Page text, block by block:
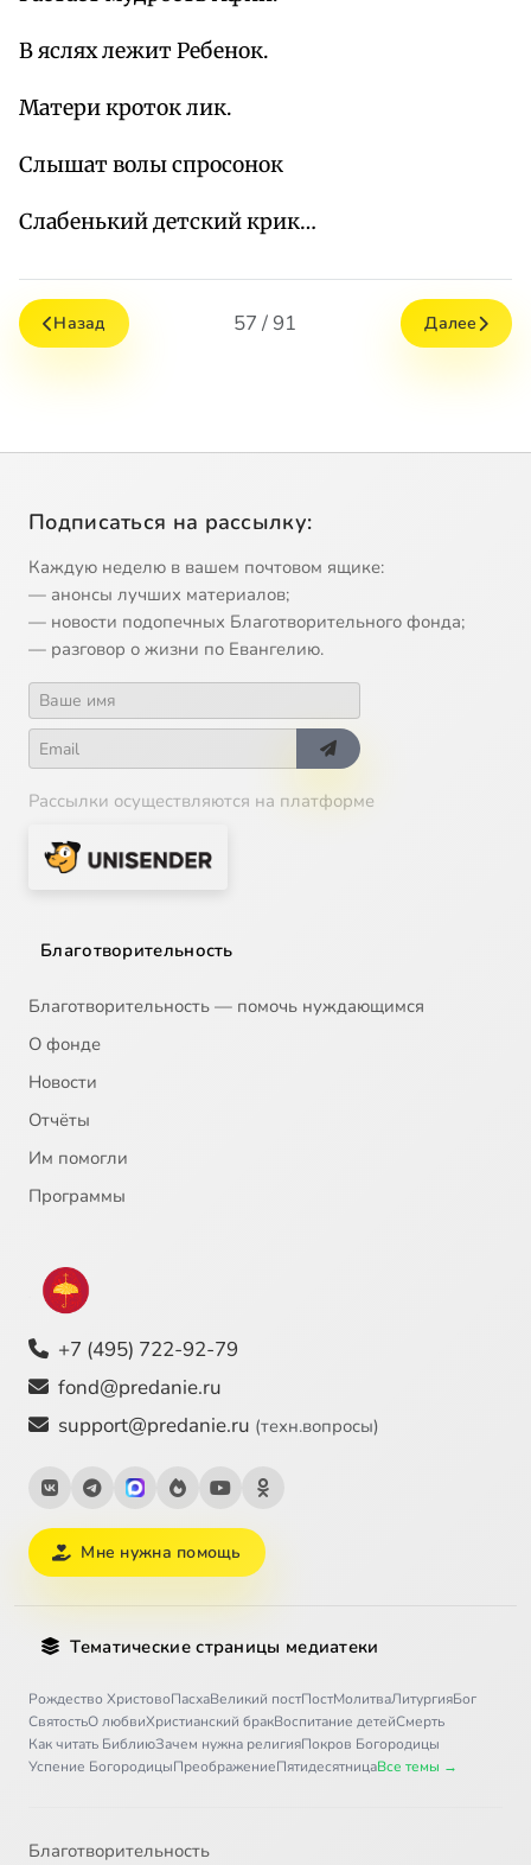
В яслях лежит Ребенок.
Матери кроток лик.
Слышат волы спросонок
Слабенький детский крик…
Назад 57 / 91 Далее
Подписаться на рассылку:
Каждую неделю в вашем почтовом ящике:
— анонсы лучших материалов;
— новости подопечных Благотворительного фонда;
— разговор о жизни по Евангелию.
Рассылки осуществляются на платформе
Благотворительность
Благотворительность — помочь нуждающимся
О фонде
Новости
Отчёты
Им помогли
Программы
+7 (495) 722-92-79
fond@predanie.ru
support@predanie.ru (техн.вопросы)
Мне нужна помощь
Тематические страницы медиатеки
Рождество ХристовоПасхаВеликий постПостМолитваЛитургияБог
СвятостьО любвиХристианский бракВоспитание детейСмерть
Как читать БиблиюЗачем нужна религияПокров Богородицы
Успение БогородицыПреображениеПятидесятницаВсе темы →
Благотворительность